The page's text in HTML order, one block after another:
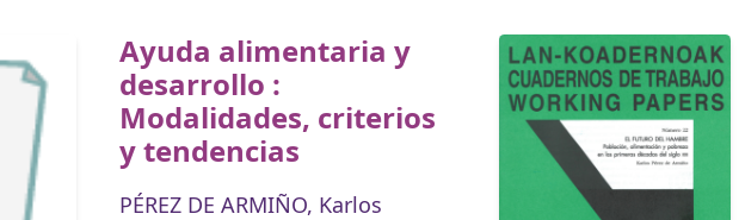
Ayuda alimentaria y
desarrollo :
Modalidades, criterios
y tendencias
PÉREZ DE ARMIÑO, Karlos